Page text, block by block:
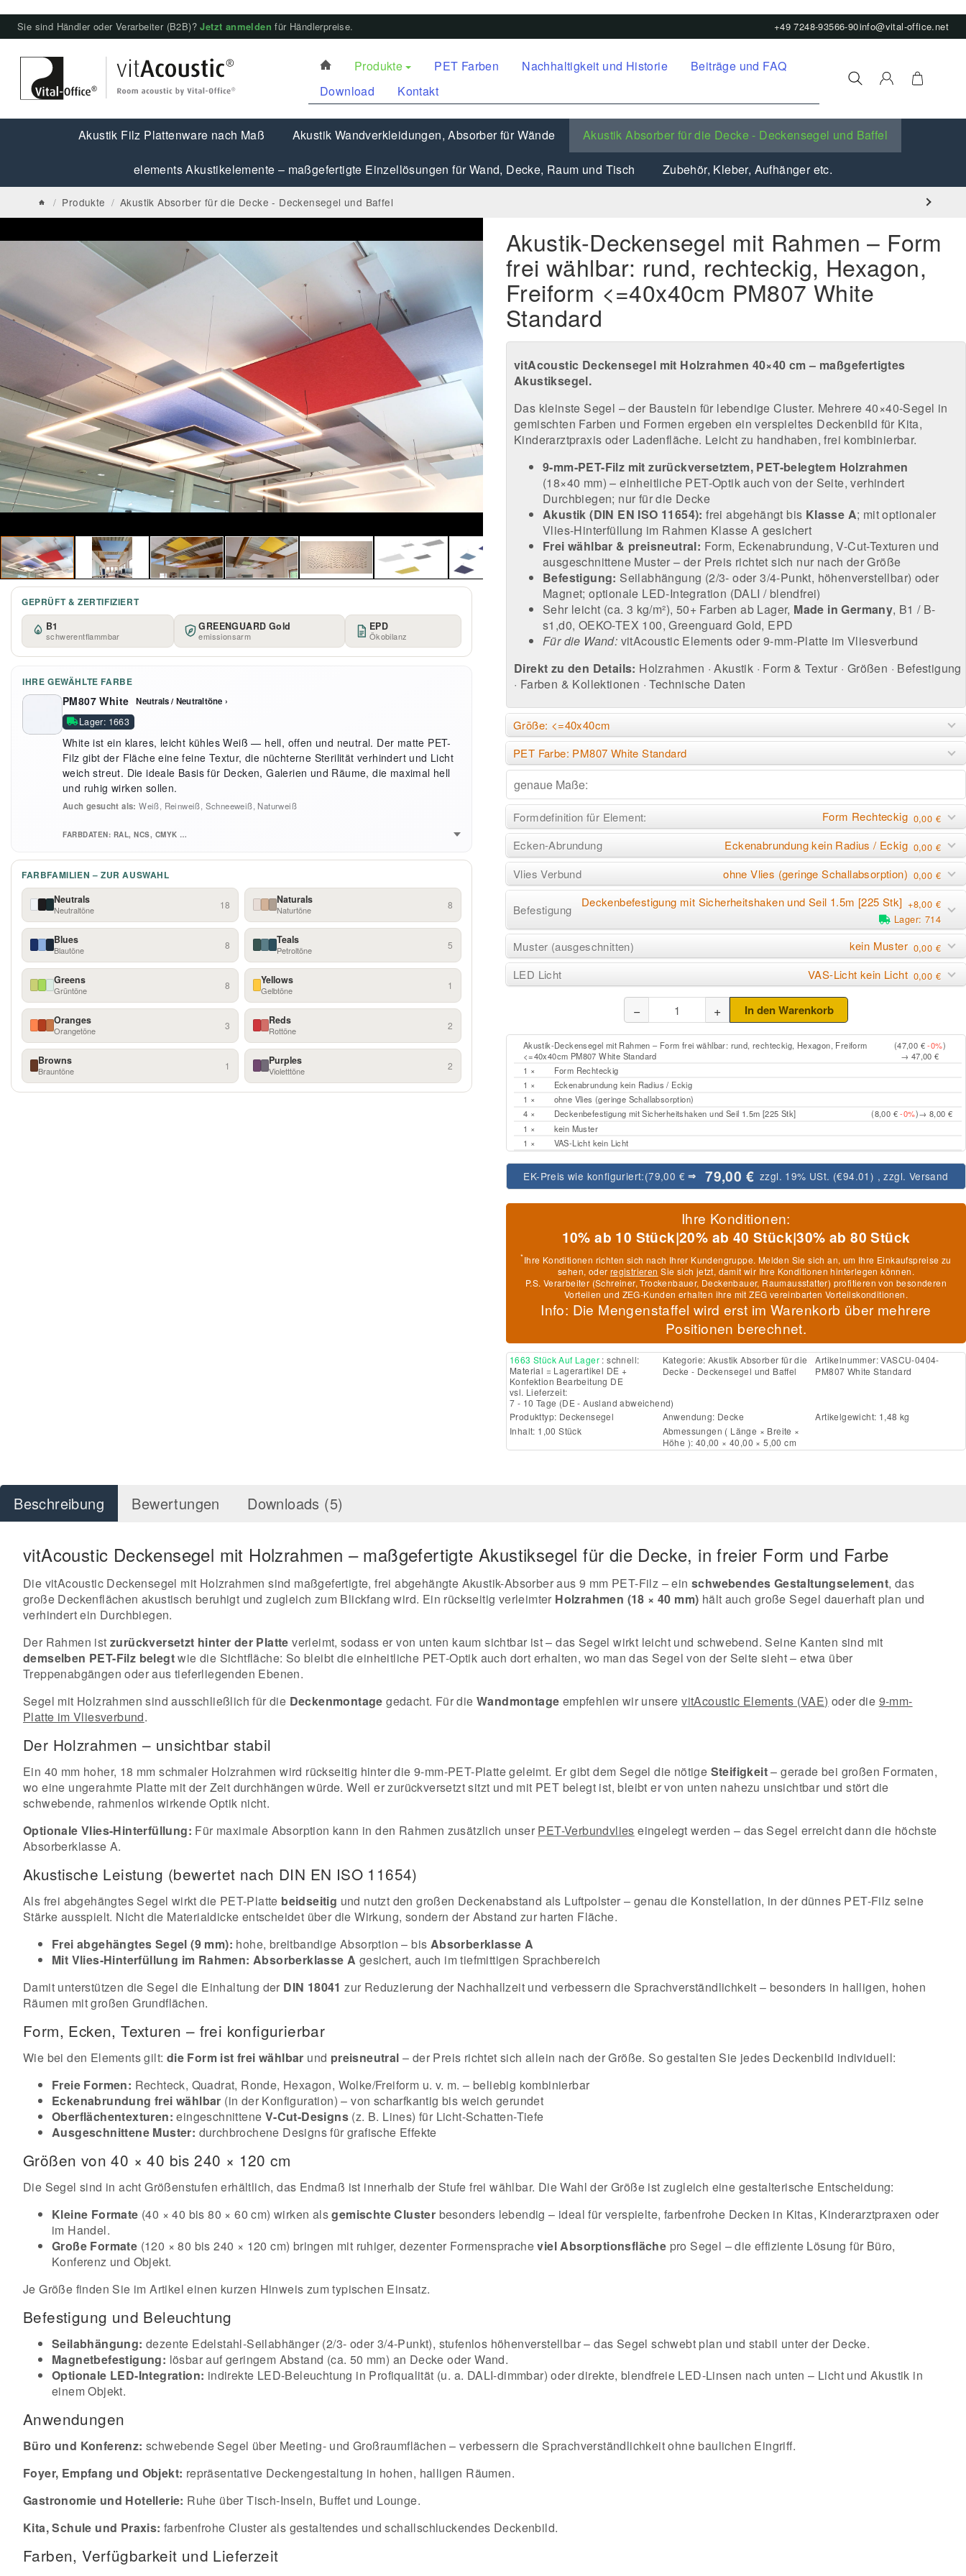
Sie sind Händler oder Verarbeiter (B2B)?Jetzt anmelden für Händlerpreise. +49 7248-93566-90info@vital-office.net
Produkte PET Farben Nachhaltigkeit und Historie
Beiträge und FAQ
Download
Kontakt
Akustik Filz Plattenware nach Maß Akustik Wandverkleidungen, Absorber für Wände Akustik Absorber für die Decke - Deckensegel und Baffel
elements Akustikelemente – maßgefertigte Einzellösungen für Wand, Decke, Raum und Tisch Zubehör, Kleber, Aufhänger etc.
/ Produkte / Akustik Absorber für die Decke - Deckensegel und Baffel
GEPRÜFT & ZERTIFIZIERT
B1
schwerentflammbar
GREENGUARD Gold
emissionsarm
EPD
Ökobilanz
IHRE GEWÄHLTE FARBE
PM807 White Neutrals / Neutraltöne ›
Lager: 1663
White ist ein klares, leicht kühles Weiß — hell, offen und neutral. Der matte PET-
Filz gibt der Fläche eine feine Textur, die nüchterne Sterilität verhindert und Licht
weich streut. Die ideale Basis für Decken, Galerien und Räume, die maximal hell
und ruhig wirken sollen.
Auch gesucht als: Weiß, Reinweiß, Schneeweiß, Naturweiß
FARBDATEN: RAL, NCS, CMYK …
FARBFAMILIEN – ZUR AUSWAHL
Neutrals
Neutraltöne 18 Naturals
Naturtöne 8
Blues
Blautöne 8 Teals
Petroltöne 5
Greens
Grüntöne 8 Yellows
Gelbtöne 1
Oranges
Orangetöne 3 Reds
Rottöne 2
Browns
Brauntöne 1 Purples
Violetttöne 2
Akustik-Deckensegel mit Rahmen – Form
frei wählbar: rund, rechteckig, Hexagon,
Freiform <=40x40cm PM807 White
Standard
vitAcoustic Deckensegel mit Holzrahmen 40×40 cm – maßgefertigtes
Akustiksegel.
Das kleinste Segel – der Baustein für lebendige Cluster. Mehrere 40×40-Segel in
gemischten Farben und Formen ergeben ein verspieltes Deckenbild für Kita,
Kinderarztpraxis oder Ladenfläche. Leicht zu handhaben, frei kombinierbar.
9-mm-PET-Filz mit zurückversetztem, PET-belegtem Holzrahmen
(18×40 mm) – einheitliche PET-Optik auch von der Seite, verhindert
Durchbiegen; nur für die Decke
Akustik (DIN EN ISO 11654): frei abgehängt bis Klasse A; mit optionaler
Vlies-Hinterfüllung im Rahmen Klasse A gesichert
Frei wählbar & preisneutral: Form, Eckenabrundung, V-Cut-Texturen und
ausgeschnittene Muster – der Preis richtet sich nur nach der Größe
Befestigung: Seilabhängung (2/3- oder 3/4-Punkt, höhenverstellbar) oder
Magnet; optionale LED-Integration (DALI / blendfrei)
Sehr leicht (ca. 3 kg/m²), 50+ Farben ab Lager, Made in Germany, B1 / B-
s1,d0, OEKO-TEX 100, Greenguard Gold, EPD
Für die Wand: vitAcoustic Elements oder9-mm-Platte im Vliesverbund
Direkt zu den Details: Holzrahmen ·Akustik · Form & Textur · Größen · Befestigung
· Farben & Kollektionen ·Technische Daten
Größe: <=40x40cm
PET Farbe: PM807 White Standard
Formdefinition für Element: Form Rechteckig 0,00 €
Ecken-Abrundung Eckenabrundung kein Radius / Eckig 0,00 €
Vlies Verbund ohne Vlies (geringe Schallabsorption) 0,00 €
Befestigung
Deckenbefestigung mit Sicherheitshaken und Seil 1.5m [225 Stk] +8,00 €
Lager: 714
Muster (ausgeschnitten) kein Muster 0,00 €
LED Licht VAS-Licht kein Licht 0,00 €
Akustik-Deckensegel mit Rahmen – Form frei wählbar: rund, rechteckig, Hexagon, Freiform
<=40x40cm PM807 White Standard
(47,00 €-0%)
→ 47,00 €
1 ×
Form Rechteckig
1 ×
Eckenabrundung kein Radius / Eckig
1 ×
ohne Vlies (geringe Schallabsorption)
4 ×
Deckenbefestigung mit Sicherheitshaken und Seil 1.5m [225 Stk] (8,00 €-0%)→ 8,00 €
1 ×
kein Muster
1 ×
VAS-Licht kein Licht
EK-Preis wie konfiguriert:(79,00 € ⇒ 79,00 € zzgl. 19% USt. (€94.01 ) , zzgl. Versand
− + In den Warenkorb
Ihre Konditionen:
10% ab 10 Stück|20% ab 40 Stück|30% ab 80 Stück
*Ihre Konditionen richten sich nach Ihrer Kundengruppe. Melden Sie sich an, um Ihre Einkaufspreise zu
sehen, oder registrieren Sie sich jetzt, damit wir Ihre Konditionen hinterlegen können.
P.S. Verarbeiter (Schreiner, Trockenbauer, Deckenbauer, Raumausstatter) profitieren von besonderen
Vorteilen und ZEG-Kunden erhalten ihre mit ZEG vereinbarten Vorteilskonditionen.
Info: Die Mengenstaffel wird erst im Warenkorb über mehrere
Positionen berechnet.
1663 Stück Auf Lager : schnell:
Material = Lagerartikel DE +
Konfektion Bearbeitung DE
vsl. Lieferzeit:
7 - 10 Tage (DE - Ausland abweichend)
Kategorie:Akustik Absorber für die
Decke - Deckensegel und Baffel
Artikelnummer: VASCU-0404-
PM807 White Standard
Produkttyp: Deckensegel Anwendung: Decke
Artikelgewicht: 1,48 kg
Inhalt: 1,00 Stück
Abmessungen ( Länge × Breite ×
Höhe ): 40,00 × 40,00 × 5,00 cm
Beschreibung Bewertungen Downloads (5)
vitAcoustic Deckensegel mit Holzrahmen – maßgefertigte Akustiksegel für die Decke, in freier Form und Farbe
Die vitAcoustic Deckensegel mit Holzrahmen sind maßgefertigte, frei abgehängte Akustik-Absorber aus 9 mm PET-Filz – einschwebendes Gestaltungselement, das
große Deckenflächen akustisch beruhigt und zugleich zum Blickfang wird. Ein rückseitig verleimter Holzrahmen (18 × 40 mm) hält auch große Segel dauerhaft plan und
verhindert ein Durchbiegen.
Der Rahmen ist zurückversetzt hinter der Platte verleimt, sodass er von unten kaum sichtbar ist – das Segel wirkt leicht und schwebend. Seine Kanten sind mit
demselben PET-Filz belegtwie die Sichtfläche: So bleibt die einheitliche PET-Optik auch dort erhalten, wo man das Segel von der Seite sieht – etwa über
Treppenabgängen oder aus tieferliegenden Ebenen.
Segel mit Holzrahmen sind ausschließlich für die Deckenmontage gedacht. Für dieWandmontage empfehlen wir unserevitAcoustic Elements (VAE) oder die 9-mm-
Platte im Vliesverbund.
Der Holzrahmen – unsichtbar stabil
Ein 40 mm hoher, 18 mm schmaler Holzrahmen wird rückseitig hinter die 9-mm-PET-Platte geleimt. Er gibt dem Segel die nötige Steifigkeit– gerade bei großen Formaten,
wo eine ungerahmte Platte mit der Zeit durchhängen würde. Weil er zurückversetzt sitzt und mit PET belegt ist, bleibt er von unten nahezu unsichtbar und stört die
schwebende, rahmenlos wirkende Optik nicht.
Optionale Vlies-Hinterfüllung: Für maximale Absorption kann in den Rahmen zusätzlich unser PET-Verbundvlies eingelegt werden – das Segel erreicht dann die höchste
Absorberklasse A.
Akustische Leistung (bewertet nach DIN EN ISO 11654)
Als frei abgehängtes Segel wirkt die PET-Platte beidseitig und nutzt den großen Deckenabstand als Luftpolster – genau die Konstellation, in der dünnes PET-Filz seine
Stärke ausspielt. Nicht die Materialdicke entscheidet über die Wirkung, sondern der Abstand zur harten Fläche.
Frei abgehängtes Segel (9 mm): hohe, breitbandige Absorption – bis Absorberklasse A
Mit Vlies-Hinterfüllung im Rahmen: Absorberklasse A gesichert, auch im tiefmittigen Sprachbereich
Damit unterstützen die Segel die Einhaltung der DIN 18041 zur Reduzierung der Nachhallzeit und verbessern die Sprachverständlichkeit – besonders in halligen, hohen
Räumen mit großen Grundflächen.
Form, Ecken, Texturen – frei konfigurierbar
Wie bei den Elements gilt: die Form ist frei wählbar und preisneutral – der Preis richtet sich allein nach der Größe. So gestalten Sie jedes Deckenbild individuell:
Freie Formen: Rechteck, Quadrat, Ronde, Hexagon, Wolke/Freiform u. v. m. – beliebig kombinierbar
Eckenabrundung frei wählbar (in der Konfiguration) – von scharfkantig bis weich gerundet
Oberflächentexturen: eingeschnittene V-Cut-Designs (z. B. Lines) für Licht-Schatten-Tiefe
Ausgeschnittene Muster: durchbrochene Designs für grafische Effekte
Größen von 40 × 40 bis 240 × 120 cm
Die Segel sind in acht Größenstufen erhältlich, das Endmaß ist innerhalb der Stufe frei wählbar. Die Wahl der Größe ist zugleich eine gestalterische Entscheidung:
Kleine Formate (40 × 40 bis 80 × 60 cm) wirken alsgemischte Cluster besonders lebendig – ideal für verspielte, farbenfrohe Decken in Kitas, Kinderarztpraxen oder
im Handel.
Große Formate (120 × 80 bis 240 × 120 cm) bringen mit ruhiger, dezenter Formenspracheviel Absorptionsfläche pro Segel – die effiziente Lösung für Büro,
Konferenz und Objekt.
Je Größe finden Sie im Artikel einen kurzen Hinweis zum typischen Einsatz.
Befestigung und Beleuchtung
Seilabhängung: dezente Edelstahl-Seilabhänger (2/3- oder 3/4-Punkt), stufenlos höhenverstellbar – das Segel schwebt plan und stabil unter der Decke.
Magnetbefestigung: lösbar auf geringem Abstand (ca. 50 mm) an Decke oder Wand.
Optionale LED-Integration: indirekte LED-Beleuchtung in Profiqualität (u. a. DALI-dimmbar) oder direkte, blendfreie LED-Linsen nach unten – Licht und Akustik in
einem Objekt.
Anwendungen
Büro und Konferenz: schwebende Segel über Meeting- und Großraumflächen – verbessern die Sprachverständlichkeit ohne baulichen Eingriff.
Foyer, Empfang und Objekt: repräsentative Deckengestaltung in hohen, halligen Räumen.
Gastronomie und Hotellerie: Ruhe über Tisch-Inseln, Buffet und Lounge.
Kita, Schule und Praxis: farbenfrohe Cluster als gestaltendes und schallschluckendes Deckenbild.
Farben, Verfügbarkeit und Lieferzeit